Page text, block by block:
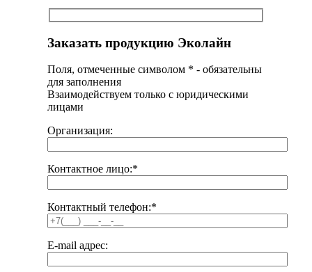
Заказать продукцию Эколайн
Поля, отмеченные символом * - обязательны
для заполнения
Взаимодействуем только с юридическими
лицами
Организация:
Контактное лицо:*
Контактный телефон:*
E-mail адрес: